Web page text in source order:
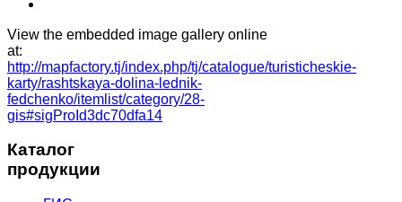
View the embedded image gallery online
at:
http://mapfactory.tj/index.php/tj/catalogue/turisticheskie-
karty/rashtskaya-dolina-lednik-
fedchenko/itemlist/category/28-
gis#sigProId3dc70dfa14
Каталог
продукции